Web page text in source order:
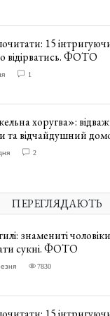
15
відірватись. ФОТО
1
хоругва»:
та відчайдушний
2
ПЕРЕГЛЯДАЮТЬ
знамениті
сукні. ФОТО
7830